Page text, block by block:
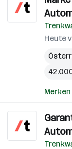
Heute
Merken